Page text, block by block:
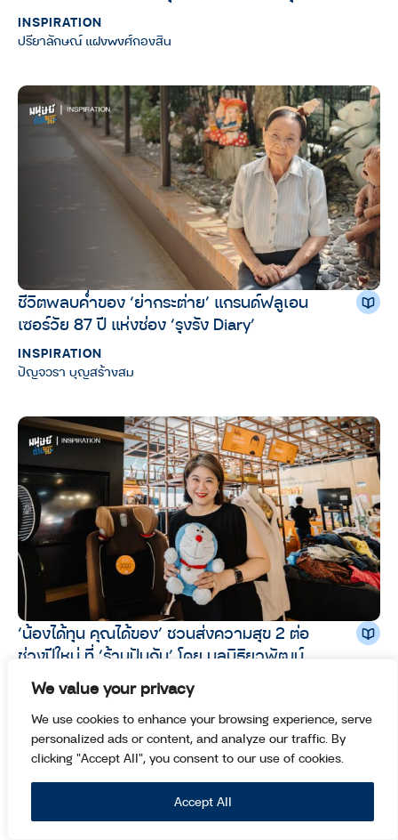
We value your privacy
We use cookies to enhance your browsing experience, serve
personalized ads or content, and analyze our traffic. By
clicking "Accept All", you consent to our use of cookies.
Accept All
INSPIRATION
ปรียาลักษณ์ แฝงพงศ์กองสิน
ชีวิตพลบค่ำของ ‘ย่ากระต่าย’ แกรนด์ฟลูเอน
เซอร์วัย 87 ปี แห่งช่อง ‘รุงรัง Diary’
INSPIRATION
ปัญจวรา บุญสร้างสม
‘น้องได้ทุน คุณได้ของ’ ชวนส่งความสุข 2 ต่อ
ช่วงปีใหม่ ที่ ‘ร้านปันกัน’ โดย มูลนิธิยุวพัฒน์
INSPIRATION
ปัญจวรา บุญสร้างสม